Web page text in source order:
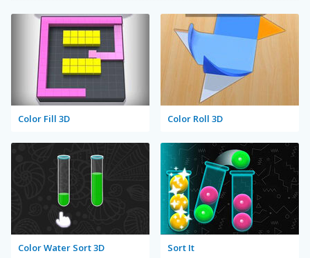
Color Fill 3D Color Roll 3D
Color Water Sort 3D Sort It